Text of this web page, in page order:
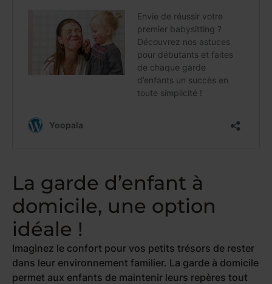
La garde d’enfant à
domicile, une option
idéale !
Imaginez le confort pour vos petits trésors de rester
dans leur environnement familier. La garde à domicile
permet aux enfants de maintenir leurs repères tout